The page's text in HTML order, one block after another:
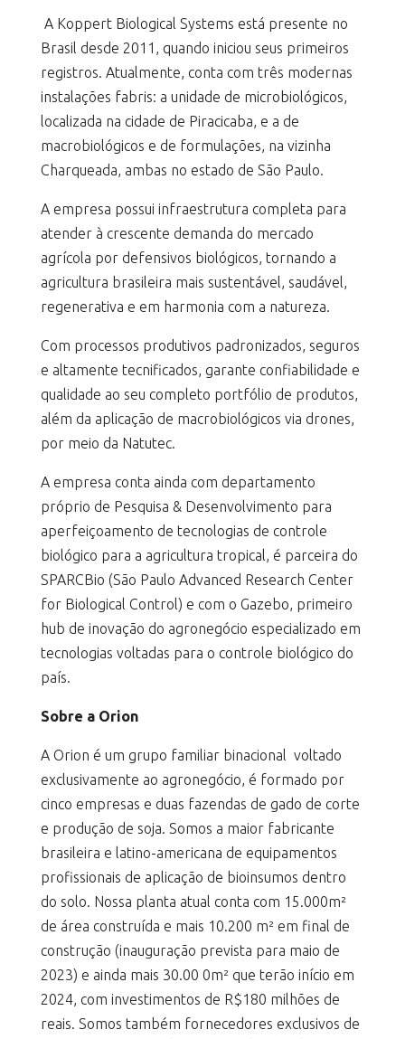
A Koppert Biological Systems está presente no
Brasil desde 2011, quando iniciou seus primeiros
registros. Atualmente, conta com três modernas
instalações fabris: a unidade de microbiológicos,
localizada na cidade de Piracicaba, e a de
macrobiológicos e de formulações, na vizinha
Charqueada, ambas no estado de São Paulo.
A empresa possui infraestrutura completa para
atender à crescente demanda do mercado
agrícola por defensivos biológicos, tornando a
agricultura brasileira mais sustentável, saudável,
regenerativa e em harmonia com a natureza.
Com processos produtivos padronizados, seguros
e altamente tecnificados, garante confiabilidade e
qualidade ao seu completo portfólio de produtos,
além da aplicação de macrobiológicos via drones,
por meio da Natutec.
A empresa conta ainda com departamento
próprio de Pesquisa & Desenvolvimento para
aperfeiçoamento de tecnologias de controle
biológico para a agricultura tropical, é parceira do
SPARCBio (São Paulo Advanced Research Center
for Biological Control) e com o Gazebo, primeiro
hub de inovação do agronegócio especializado em
tecnologias voltadas para o controle biológico do
país.
Sobre a Orion
A Orion é um grupo familiar binacional voltado
exclusivamente ao agronegócio, é formado por
cinco empresas e duas fazendas de gado de corte
e produção de soja. Somos a maior fabricante
brasileira e latino-americana de equipamentos
profissionais de aplicação de bioinsumos dentro
do solo. Nossa planta atual conta com 15.000m²
de área construída e mais 10.200 m² em final de
construção (inauguração prevista para maio de
2023) e ainda mais 30.00 0m² que terão início em
2024, com investimentos de R$180 milhões de
reais. Somos também fornecedores exclusivos de